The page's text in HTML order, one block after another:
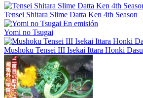
Tensei Shitara Slime Datta Ken 4th Season
En emisión
Yomi no Tsugai
Mushoku Tensei III Isekai Ittara Honki Dasu